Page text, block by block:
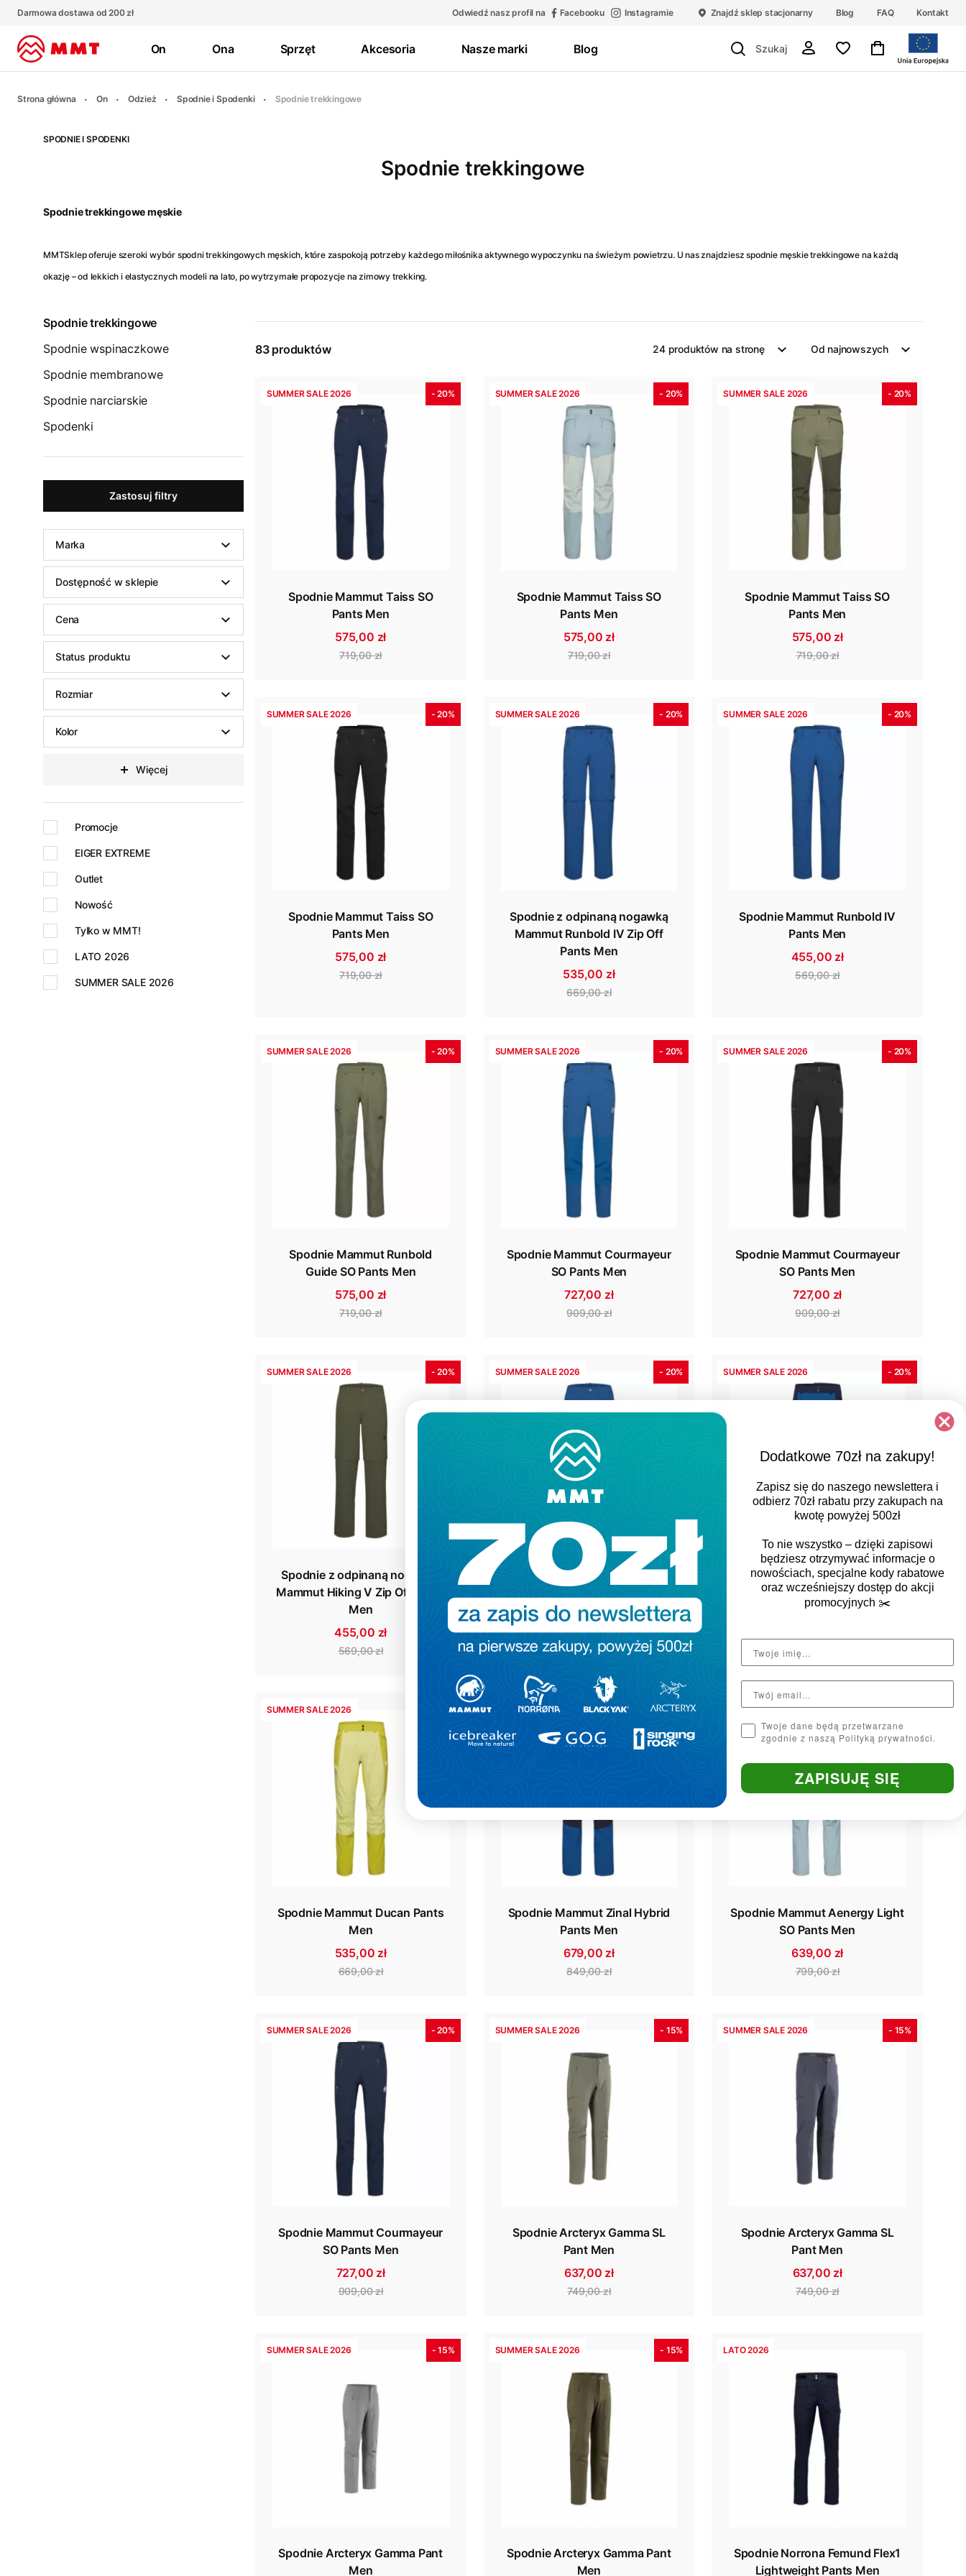
Darmowa dostawa od 200 zł Odwiedź nasz profil na Facebooku Instagramie Znajdź sklep stacjonarny Blog FAQ Kontakt
On Ona Sprzęt Akcesoria Nasze marki Blog
Strona główna On Odzież Spodnie i Spodenki Spodnie trekkingowe
SPODNIE I SPODENKI
Spodnie trekkingowe
Spodnie trekkingowe męskie
MMTSklep oferuje szeroki wybór spodni trekkingowych męskich, które zaspokoją potrzeby każdego miłośnika aktywnego wypoczynku na świeżym powietrzu. U nas znajdziesz spodnie męskie trekkingowe na każdą
okazję – od lekkich i elastycznych modeli na lato, po wytrzymałe propozycje na zimowy trekking.
Spodnie trekkingowe
Spodnie wspinaczkowe
Spodnie membranowe
Spodnie narciarskie
Spodenki
Zastosuj filtry
Dostępność w sklepie
Cena
Marka
Status produktu
Rozmiar
Kolor
Więcej
Promocje
EIGER EXTREME
Outlet
Nowość
Tylko w MMT!
LATO 2026
SUMMER SALE 2026
83 produktów 24 produktów na stronę Od najnowszych
SUMMER SALE 2026 - 20%
Spodnie Mammut Taiss SO
Pants Men
575,00 zł
719,00 zł
SUMMER SALE 2026 - 20%
Spodnie Mammut Taiss SO
Pants Men
575,00 zł
719,00 zł
SUMMER SALE 2026 - 20%
Spodnie Mammut Taiss SO
Pants Men
575,00 zł
719,00 zł
SUMMER SALE 2026 - 20%
Spodnie Mammut Taiss SO
Pants Men
575,00 zł
719,00 zł
SUMMER SALE 2026 - 20%
Spodnie z odpinaną nogawką
Mammut Runbold IV Zip Off
Pants Men
535,00 zł
669,00 zł
SUMMER SALE 2026 - 20%
Spodnie Mammut Runbold IV
Pants Men
455,00 zł
569,00 zł
SUMMER SALE 2026 - 20%
Spodnie Mammut Runbold
Guide SO Pants Men
575,00 zł
719,00 zł
SUMMER SALE 2026 - 20%
Spodnie Mammut Courmayeur
SO Pants Men
727,00 zł
909,00 zł
SUMMER SALE 2026 - 20%
Spodnie Mammut Courmayeur
SO Pants Men
727,00 zł
909,00 zł
SUMMER SALE 2026 - 20%
Spodnie z odpinaną nogawką
Mammut Hiking V Zip Off Pants
Men
455,00 zł
569,00 zł
SUMMER SALE 2026 - 20%
Spodnie Mammut Hiking V
383,00 zł
479,00 zł
SUMMER SALE 2026 - 20%
Spodnie Mammut Ducan Pants
Men
SUMMER SALE 2026 - 20%
Spodnie Mammut Ducan Pants
Men
535,00 zł
669,00 zł
SUMMER SALE 2026 - 20%
Spodnie Mammut Zinal Hybrid
Pants Men
679,00 zł
849,00 zł
SUMMER SALE 2026 - 20%
Spodnie Mammut Aenergy Light
SO Pants Men
639,00 zł
799,00 zł
SUMMER SALE 2026 - 20%
Spodnie Mammut Courmayeur
SO Pants Men
727,00 zł
909,00 zł
SUMMER SALE 2026 - 15%
Spodnie Arcteryx Gamma SL
Pant Men
637,00 zł
749,00 zł
SUMMER SALE 2026 - 15%
Spodnie Arcteryx Gamma SL
Pant Men
637,00 zł
749,00 zł
SUMMER SALE 2026 - 15%
Spodnie Arcteryx Gamma Pant
Men
SUMMER SALE 2026 - 15%
Spodnie Arcteryx Gamma Pant
Men
LATO 2026
Spodnie Norrona Femund Flex1
Lightweight Pants Men
Dodatkowe 70zł na zakupy!
Zapisz się do naszego newslettera i
odbierz 70zł rabatu przy zakupach na
kwotę powyżej 500zł
To nie wszystko – dzięki zapisowi
będziesz otrzymywać informacje o
nowościach, specjalne kody rabatowe
oraz wcześniejszy dostęp do akcji
promocyjnych ✂️
Twoje dane będą przetwarzane
zgodnie z naszą Polityką prywatności.
ZAPISUJĘ SIĘ